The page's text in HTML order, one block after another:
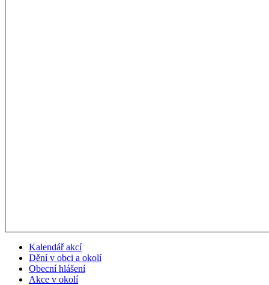
Kalendář akcí
Dění v obci a okolí
Obecní hlášení
Akce v okolí